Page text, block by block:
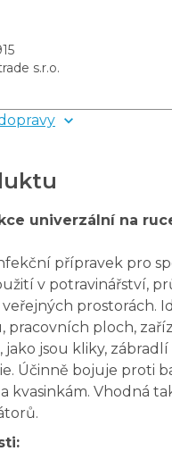
s.r.o.
univerzální na
přípravek pro
v potravinářství,
prostorách.
pracovních ploch,
jsou kliky, zábradlí
Účinně bojuje proti
kvasinkám. Vhodná